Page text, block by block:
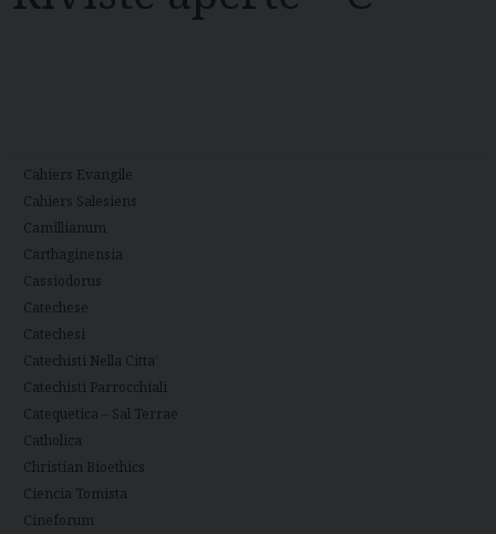
Cahiers Evangile
Cahiers Salesiens
Camillianum
Carthaginensia
Cassiodorus
Catechese
Catechesi
Catechisti Nella Citta’
Catechisti Parrocchiali
Catequetica – Sal Terrae
Catholica
Christian Bioethics
Ciencia Tomista
Cineforum